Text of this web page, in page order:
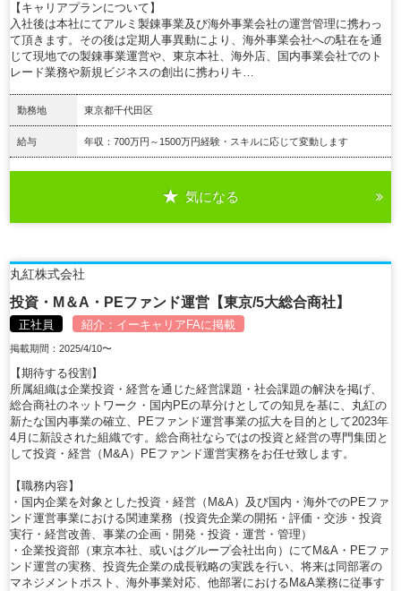
【キャリアプランについて】
入社後は本社にてアルミ製錬事業及び海外事業会社の運営管理に携わっ
て頂きます。その後は定期人事異動により、海外事業会社への駐在を通
じて現地での製錬事業運営や、東京本社、海外店、国内事業会社でのト
レード業務や新規ビジネスの創出に携わりキ…
勤務地 東京都千代田区
給与 年収：700万円～1500万円経験・スキルに応じて変動します
気になる
丸紅株式会社
投資・M＆A・PEファンド運営【東京/5大総合商社】
正社員 紹介： イーキャリアFAに掲載
掲載期間：2025/4/10〜
【期待する役割】
所属組織は企業投資・経営を通じた経営課題・社会課題の解決を掲げ、
総合商社のネットワーク・国内PEの草分けとしての知見を基に、丸紅の
新たな国内事業の確立、PEファンド運営事業の拡大を目的として2023年
4月に新設された組織です。総合商社ならではの投資と経営の専門集団と
して投資・経営（M&A）PEファンド運営実務をお任せ致します。
【職務内容】
・国内企業を対象とした投資・経営（M&A）及び国内・海外でのPEファ
ンド運営事業における関連業務（投資先企業の開拓・評価・交渉・投資
実行・経営改善、事業の企画・開発・投資・運営・管理）
・企業投資部（東京本社、或いはグループ会社出向）にてM&A・PEファ
ンド運営の実務、投資先企業の成長戦略の実践を行い、将来は同部署の
マネジメントポスト、海外事業対応、他部署におけるM&A業務に従事す